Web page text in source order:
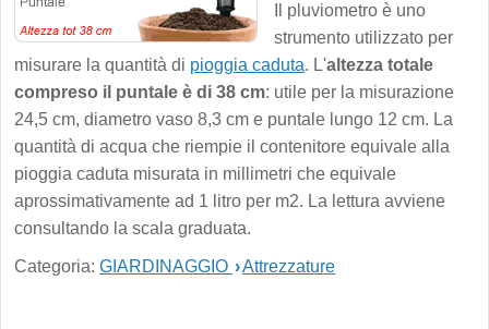
Il pluviometro è uno
strumento utilizzato per
misurare la quantità di pioggia caduta. L'altezza totale
compreso il puntale è di 38 cm: utile per la misurazione
24,5 cm, diametro vaso 8,3 cm e puntale lungo 12 cm. La
quantità di acqua che riempie il contenitore equivale alla
pioggia caduta misurata in millimetri che equivale
aprossimativamente ad 1 litro per m2. La lettura avviene
consultando la scala graduata.
Categoria: GIARDINAGGIO ›Attrezzature